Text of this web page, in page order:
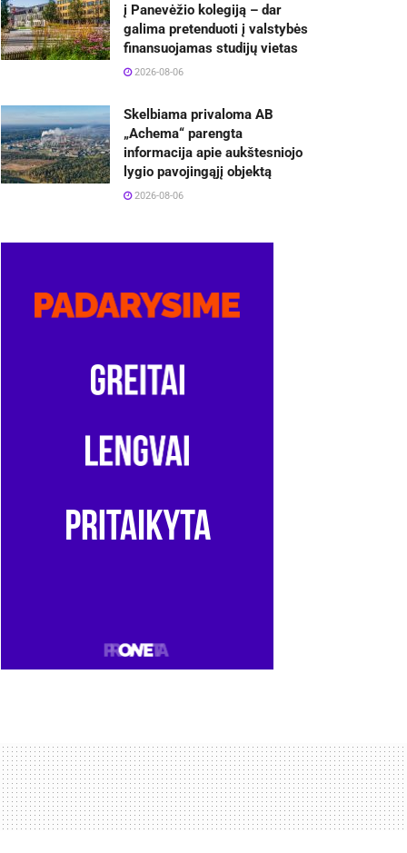
į Panevėžio kolegiją – dar
galima pretenduoti į valstybės
finansuojamas studijų vietas
2026-08-06
Skelbiama privaloma AB
„Achema“ parengta
informacija apie aukštesniojo
lygio pavojingąjį objektą
2026-08-06